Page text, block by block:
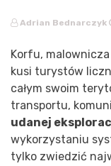
Adrian Bednarczyk
Korfu,
kusi turystów
całym swoim
transportu,
udanej
wykorzystaniu
tylko zwiedzić